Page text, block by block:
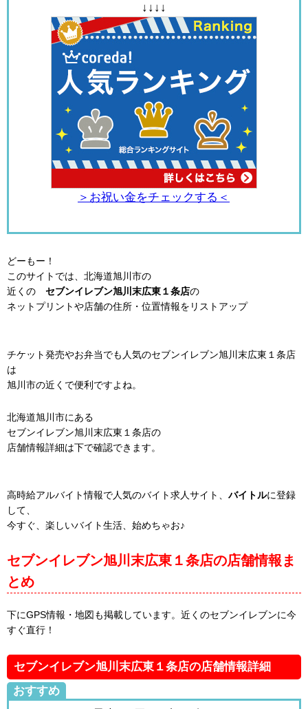
↓↓↓↓
＞お祝い金をチェックする＜
どーもー！
このサイトでは、北海道旭川市の
近くの セブンイレブン旭川末広東１条店の
ネットプリントや店舗の住所・位置情報をリストアップ
チケット発売やお弁当でも人気のセブンイレブン旭川末広東１条店
は
旭川市の近くで便利ですよね。
北海道旭川市にある
セブンイレブン旭川末広東１条店の
店舗情報詳細は下で確認できます。
高時給アルバイト情報で人気のバイト求人サイト、 バイトルに登録
して、
今すぐ、楽しいバイト生活、始めちゃお♪
セブンイレブン旭川末広東１条店の店舗情報ま
とめ
下にGPS情報・地図も掲載しています。近くのセブンイレブンに今
すぐ直行！
セブンイレブン旭川末広東１条店の店舗情報詳細
おすすめ